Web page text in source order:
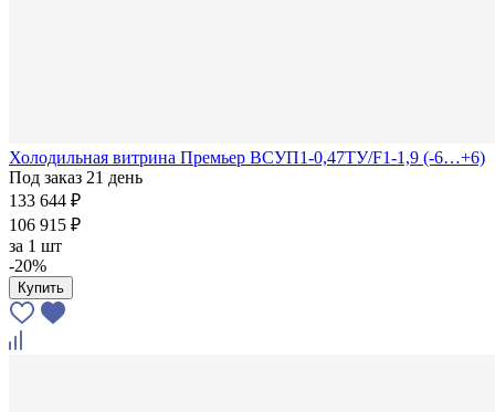
Холодильная витрина Премьер ВСУП1-0,47ТУ/F1-1,9 (-6…+6)
Под заказ 21 день
133 644 ₽
106 915 ₽
за 1 шт
-20%
Купить